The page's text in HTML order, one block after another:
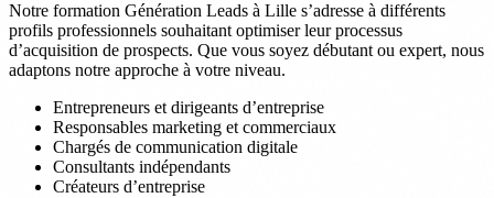
Notre formation Génération Leads à Lille s’adresse à différents
profils professionnels souhaitant optimiser leur processus
d’acquisition de prospects. Que vous soyez débutant ou expert, nous
adaptons notre approche à votre niveau.
Entrepreneurs et dirigeants d’entreprise
Responsables marketing et commerciaux
Chargés de communication digitale
Consultants indépendants
Créateurs d’entreprise